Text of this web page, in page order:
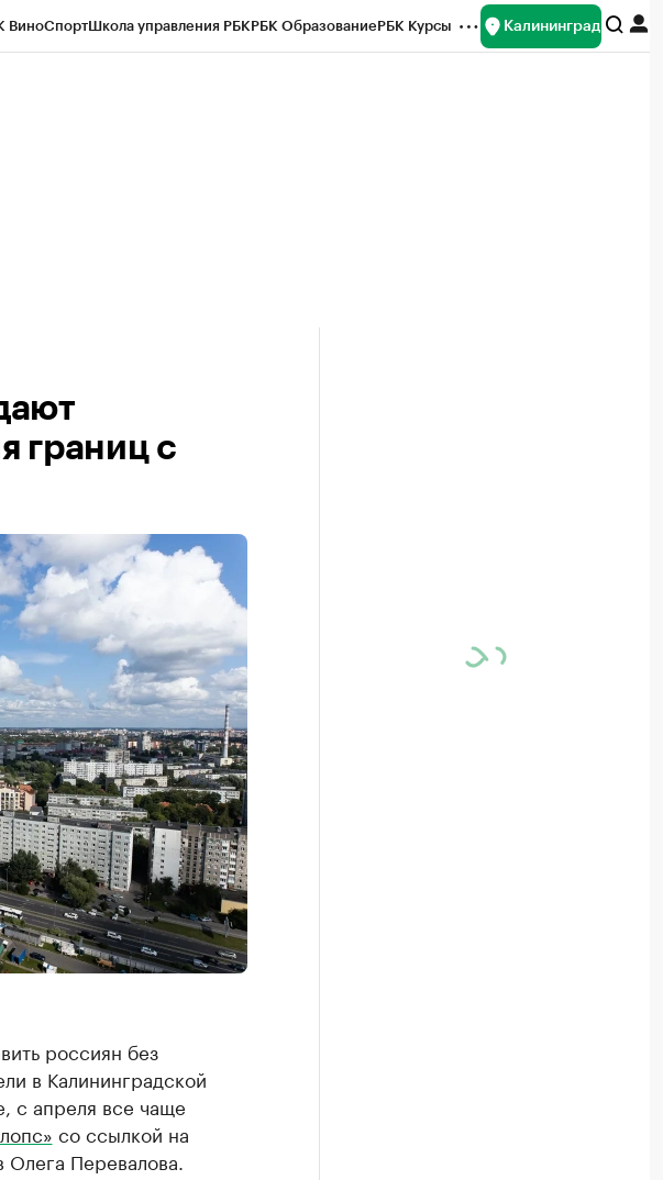
ВиноСпортШкола управления РБКРБК ОбразованиеРБК Курсы Калининград
границ с
россиян без
в Калининградской
с апреля все чаще
со ссылкой на
Олега Перевалова.